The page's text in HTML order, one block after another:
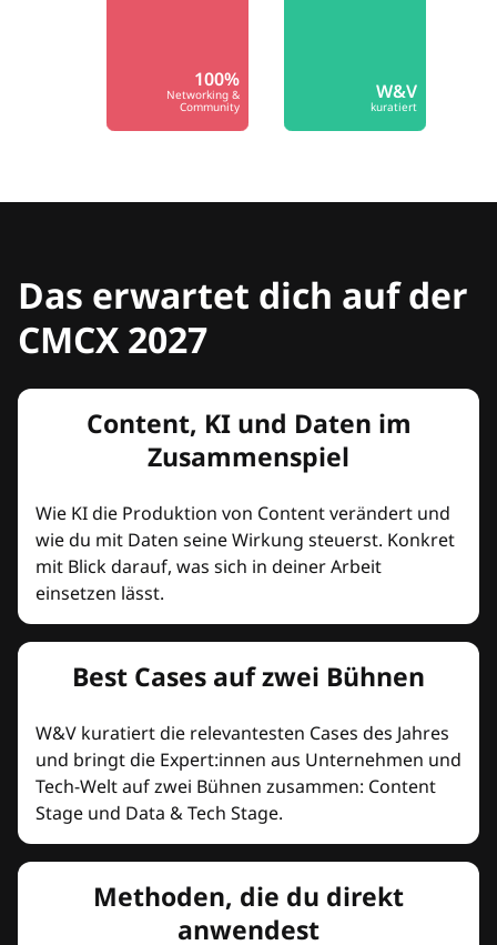
100%
Networking &
Community
W&V
kuratiert
Das erwartet dich auf der
CMCX 2027
Content, KI und Daten im
Zusammenspiel
Wie KI die Produktion von Content verändert und
wie du mit Daten seine Wirkung steuerst. Konkret
mit Blick darauf, was sich in deiner Arbeit
einsetzen lässt.
Best Cases auf zwei Bühnen
W&V kuratiert die relevantesten Cases des Jahres
und bringt die Expert:innen aus Unternehmen und
Tech-Welt auf zwei Bühnen zusammen: Content
Stage und Data & Tech Stage.
Methoden, die du direkt
anwendest